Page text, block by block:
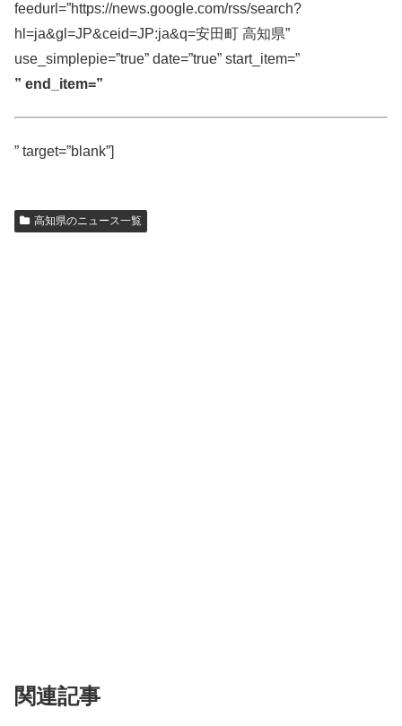
feedurl=”https://news.google.com/rss/search?
hl=ja&gl=JP&ceid=JP:ja&q=安田町 高知県”
use_simplepie=”true” date=”true” start_item=”
” end_item=”
” target=”blank”]
高知県のニュース一覧
関連記事